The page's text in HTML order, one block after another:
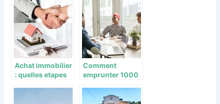
l’intermédiaire
d’une SCI ?
vente ?
Achat immobilier
: quelles etapes
Comment
emprunter 1000
quietude ?